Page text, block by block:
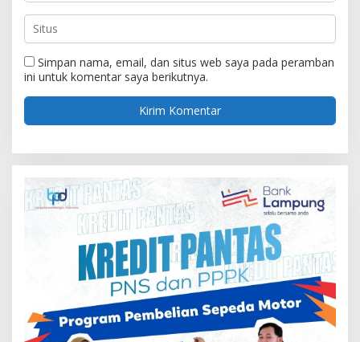
Simpan nama, email, dan situs web saya pada peramban
ini untuk komentar saya berikutnya.